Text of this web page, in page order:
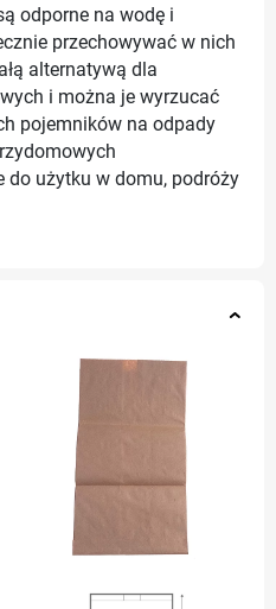
odporne na wodę i
przechowywać w nich
alternatywą dla
i można je wyrzucać
pojemników na odpady
do użytku w domu, podróży